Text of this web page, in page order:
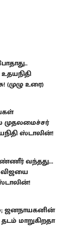
உரை)
முதலமைச்சர்
ஸ்டாலின்!
வந்தது...
ஜனநாயகனின்
மாறுகிறதா